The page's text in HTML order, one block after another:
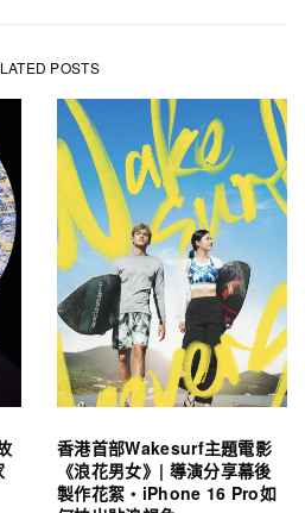
POSTS
香港首部Wakesurf主題電影
《浪花男女》| 導演分享幕後
製作花絮・iPhone 16 Pro如